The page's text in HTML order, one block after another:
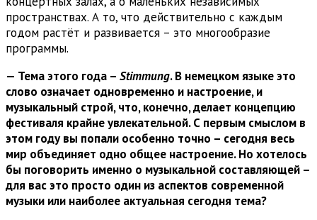
пространствах. А то, что действительно с каждым
годом растёт и развивается – это многообразие
программы.
— Тема этого года – Stimmung. В немецком языке это
слово означает одновременно и настроение, и
музыкальный строй, что, конечно, делает концепцию
фестиваля крайне увлекательной. С первым смыслом в
этом году вы попали особенно точно – сегодня весь
мир объединяет одно общее настроение. Но хотелось
бы поговорить именно о музыкальной составляющей –
для вас это просто один из аспектов современной
музыки или наиболее актуальная сегодня тема?